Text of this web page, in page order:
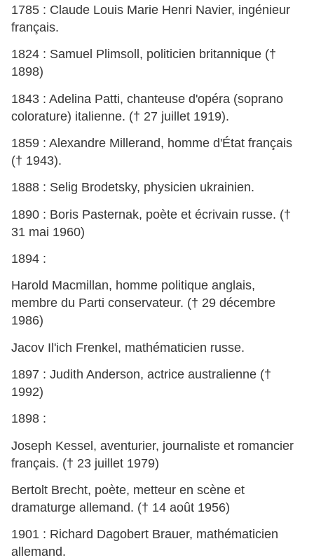
1785 : Claude Louis Marie Henri Navier, ingénieur
français.
1824 : Samuel Plimsoll, politicien britannique (†
1898)
1843 : Adelina Patti, chanteuse d'opéra (soprano
colorature) italienne. († 27 juillet 1919).
1859 : Alexandre Millerand, homme d'État français
(† 1943).
1888 : Selig Brodetsky, physicien ukrainien.
1890 : Boris Pasternak, poète et écrivain russe. (†
31 mai 1960)
1894 :
Harold Macmillan, homme politique anglais,
membre du Parti conservateur. († 29 décembre
1986)
Jacov Il'ich Frenkel, mathématicien russe.
1897 : Judith Anderson, actrice australienne (†
1992)
1898 :
Joseph Kessel, aventurier, journaliste et romancier
français. († 23 juillet 1979)
Bertolt Brecht, poète, metteur en scène et
dramaturge allemand. († 14 août 1956)
1901 : Richard Dagobert Brauer, mathématicien
allemand.